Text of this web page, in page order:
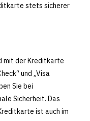
stets sicherer
mit der Kreditkarte
und „Visa
Sie bei
Sicherheit. Das
ist auch im